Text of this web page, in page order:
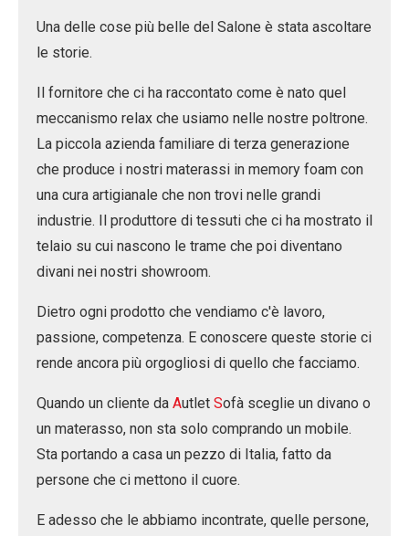
Una delle cose più belle del Salone è stata ascoltare
le storie.
Il fornitore che ci ha raccontato come è nato quel
meccanismo relax che usiamo nelle nostre poltrone.
La piccola azienda familiare di terza generazione
che produce i nostri materassi in memory foam con
una cura artigianale che non trovi nelle grandi
industrie. Il produttore di tessuti che ci ha mostrato il
telaio su cui nascono le trame che poi diventano
divani nei nostri showroom.
Dietro ogni prodotto che vendiamo c'è lavoro,
passione, competenza. E conoscere queste storie ci
rende ancora più orgogliosi di quello che facciamo.
Quando un cliente da Autlet Sofà sceglie un divano o
un materasso, non sta solo comprando un mobile.
Sta portando a casa un pezzo di Italia, fatto da
persone che ci mettono il cuore.
E adesso che le abbiamo incontrate, quelle persone,